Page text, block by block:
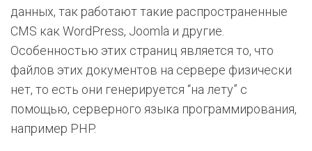
данных, так работают такие распространенные
CMS как WordPress, Joomla и другие.
Особенностью этих страниц является то, что
файлов этих документов на сервере физически
нет, то есть они генерируется “на лету” с
помощью, серверного языка программирования,
например PHP.